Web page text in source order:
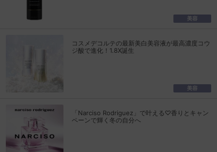
美容
コスメデコルテの最新美白美容液が最高濃度コウ
ジ酸で進化！1.8X誕生
美容
「Narciso Rodriguez」で叶える♡香りとキャン
ペーンで輝く冬の自分へ